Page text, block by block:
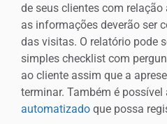
de seus clientes com
as informações deverão ser
das visitas. O relatório pode
simples checklist com
ao cliente assim que a
terminar. Também é possível
automatizado que possa